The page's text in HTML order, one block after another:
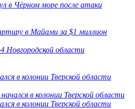
в Чёрном море после атаки
в Майами за $1 миллион
Новгородской области
в колонии Тверской области
в колонии Тверской области